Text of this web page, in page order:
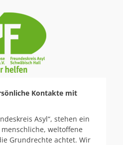
willkommen beim
Freundeskreis Asyl
Schwäbisch Hall
Kontakte mit
Asyl“, stehen ein
weltoffene
Grundrechte achtet. Wir